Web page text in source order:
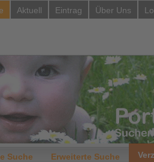
Aktuell Eintrag Über Uns
Suche Erweiterte Suche